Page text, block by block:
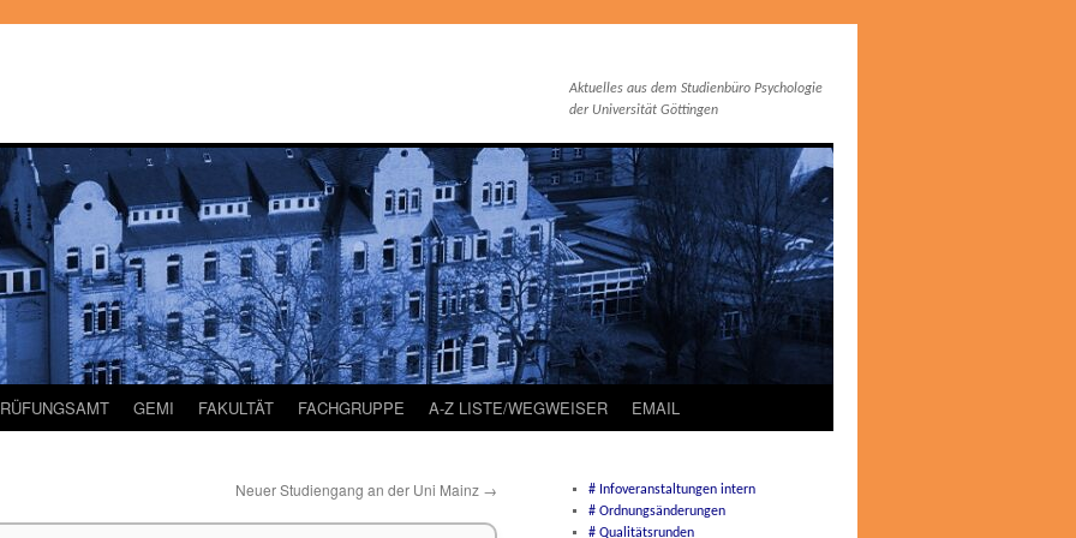
Aktuelles aus dem Studienbüro Psychologie
der Universität Göttingen
GEMI FAKULTÄT FACHGRUPPE A-Z LISTE/WEGWEISER EMAIL
Neuer Studiengang an der Uni Mainz →
# Infoveranstaltungen intern
# Ordnungsänderungen
# Qualitätsrunden